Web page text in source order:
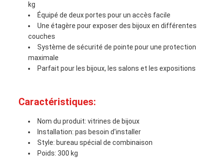
kg
Équipé de deux portes pour un accès facile
Une étagère pour exposer des bijoux en différentes
couches
Système de sécurité de pointe pour une protection
maximale
Parfait pour les bijoux, les salons et les expositions
Caractéristiques:
Nom du produit: vitrines de bijoux
Installation: pas besoin d'installer
Style: bureau spécial de combinaison
Poids: 300 kg